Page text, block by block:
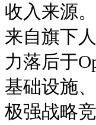
收入来源
来自旗下
力落后于
基础设施
极强战略